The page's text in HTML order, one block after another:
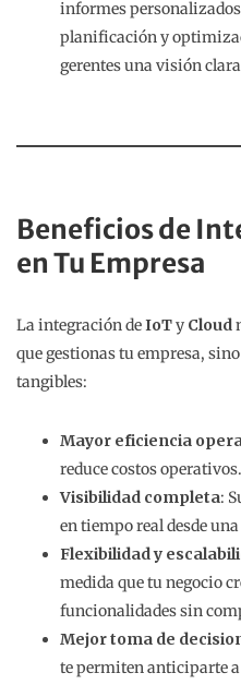
informes
planificación y
gerentes una visión
Beneficios de
en Tu Empresa
La integración deIoTy Cloud
que gestionas tu empresa,
tangibles:
Mayor eficiencia
reduce costos operativos.
Visibilidad completa:
en tiempo real desde
Flexibilidad y
medida que tu negocio
funcionalidades sin
Mejor toma de
te permiten anticiparte